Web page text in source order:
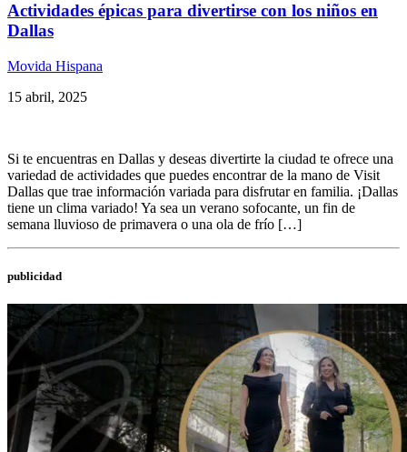
Actividades épicas para divertirse con los niños en
Dallas
Movida Hispana
15 abril, 2025
Si te encuentras en Dallas y deseas divertirte la ciudad te ofrece una
variedad de actividades que puedes encontrar de la mano de Visit
Dallas que trae información variada para disfrutar en familia. ¡Dallas
tiene un clima variado! Ya sea un verano sofocante, un fin de
semana lluvioso de primavera o una ola de frío […]
publicidad